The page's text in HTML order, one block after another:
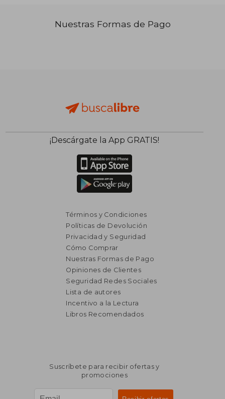
₡ 12.499
Nuestras Formas de Pago
¡Descárgate la App GRATIS!
Términos y Condiciones
Políticas de Devolución
Privacidad y Seguridad
Cómo Comprar
Nuestras Formas de Pago
Opiniones de Clientes
Seguridad Redes Sociales
Lista de autores
Incentivo a la Lectura
Libros Recomendados
Suscríbete para recibir ofertas y
promociones